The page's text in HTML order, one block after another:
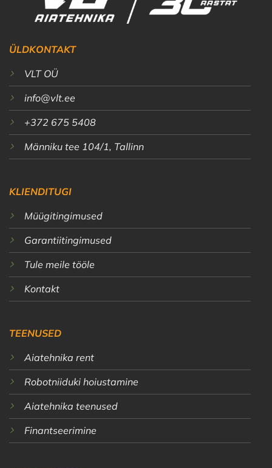
ÜLDKONTAKT
VLT OÜ
info@vlt.ee
+372 675 5408
Männiku tee 104/1, Tallinn
KLIENDITUGI
Müügitingimused
Garantiitingimused
Tule meile tööle
Kontakt
TEENUSED
Aiatehnika rent
Robotniiduki hoiustamine
Aiatehnika teenused
Finantseerimine